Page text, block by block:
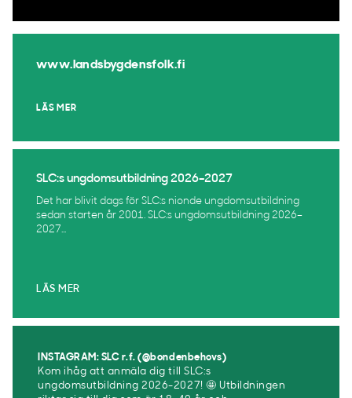
www.landsbygdensfolk.fi
LÄS MER
SLC:s ungdomsutbildning 2026–2027
Det har blivit dags för SLC:s nionde ungdomsutbildning
sedan starten år 2001. SLC:s ungdomsutbildning 2026–
2027...
LÄS MER
INSTAGRAM: SLC r.f. (@bondenbehovs)
Kom ihåg att anmäla dig till SLC:s
ungdomsutbildning 2026-2027! 🤩 Utbildningen